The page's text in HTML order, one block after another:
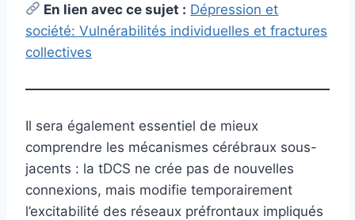
En lien avec ce sujet : Dépression et
société: Vulnérabilités individuelles et fractures
collectives
Il sera également essentiel de mieux
comprendre les mécanismes cérébraux sous-
jacents : la tDCS ne crée pas de nouvelles
connexions, mais modifie temporairement
l’excitabilité des réseaux préfrontaux impliqués